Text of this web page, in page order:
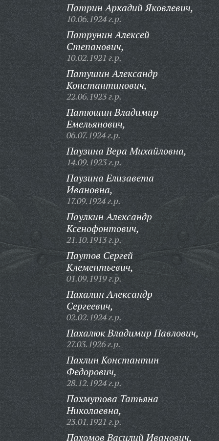
Патрин Аркадий Яковлевич,
10.06.1924 г.р.
Патрунин Алексей
Степанович,
10.02.1921 г.р.
Патушин Александр
Константинович,
22.06.1923 г.р.
Патюшин Владимир
Емельянович,
06.07.1924 г.р.
Паузина Вера Михайловна,
14.09.1923 г.р.
Паузина Елизавета
Ивановна,
17.09.1924 г.р.
Паулкин Александр
Ксенофонтович,
21.10.1913 г.р.
Паутов Сергей
Клементьевич,
01.09.1919 г.р.
Пахалин Александр
Сергеевич,
02.02.1924 г.р.
Пахалюк Владимир Павлович,
27.03.1926 г.р.
Пахлин Константин
Федорович,
28.12.1924 г.р.
Пахмутова Татьяна
Николаевна,
23.01.1921 г.р.
Пахомов Василий Иванович,